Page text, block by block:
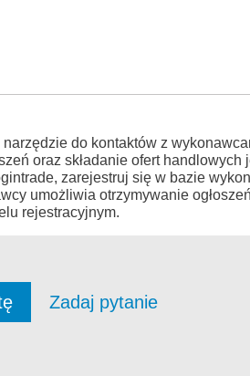
do kontaktów z
oraz składanie ofert handlowych
zarejestruj się w bazie
umożliwia otrzymywanie
rejestracyjnym.
Zadaj pytanie